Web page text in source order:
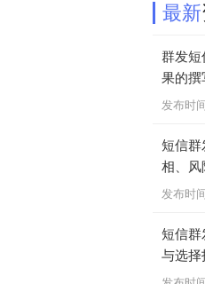
最新
群发短
果的撰
发布时
短信群
相、风
发布时
短信群
与选择